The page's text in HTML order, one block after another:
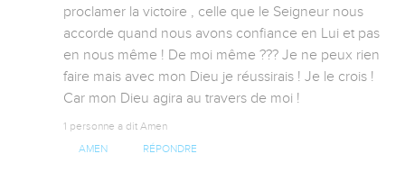
proclamer la victoire , celle que le Seigneur nous
accorde quand nous avons confiance en Lui et pas
en nous même ! De moi même ??? Je ne peux rien
faire mais avec mon Dieu je réussirais ! Je le crois !
Car mon Dieu agira au travers de moi !
1 personne a dit Amen
AMEN RÉPONDRE